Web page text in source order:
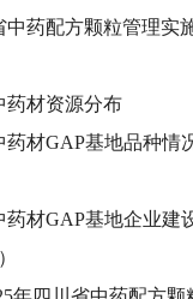
中药配方颗粒管理实
药材资源分布
药材GAP基地品种情
药材GAP基地企业建